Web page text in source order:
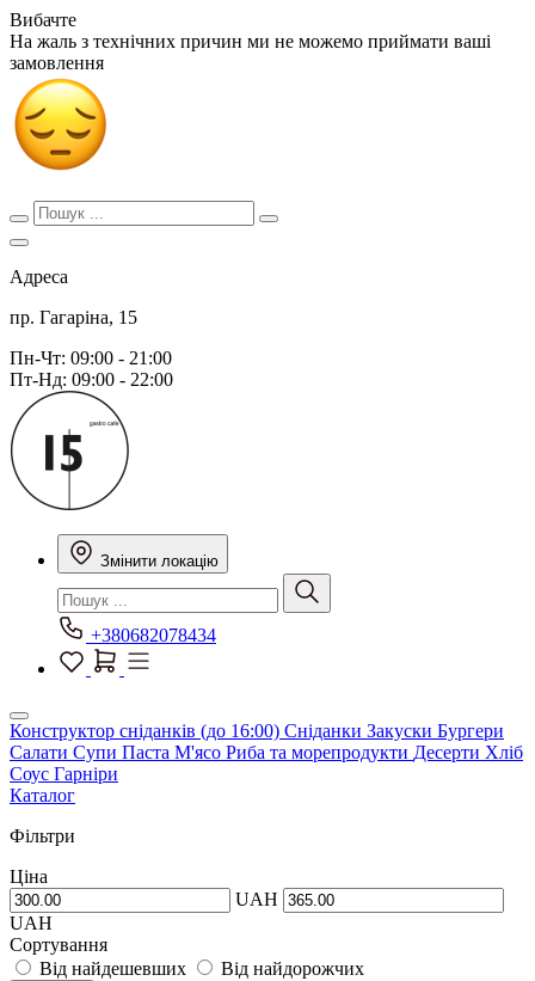
Вибачте
На жаль з технічних причин ми не можемо приймати ваші
замовлення
Адреса
пр. Гагаріна, 15
Пн-Чт: 09:00 - 21:00
Пт-Нд: 09:00 - 22:00
Змінити локацію
+380682078434
Конструктор сніданків (до 16:00) Сніданки Закуски Бургери
Салати Супи Паста М'ясо Риба та морепродукти Десерти Хліб
Соус Гарніри
Каталог
Фільтри
Ціна
UAH
UAH
Сортування
Від найдешевших
Від найдорожчих